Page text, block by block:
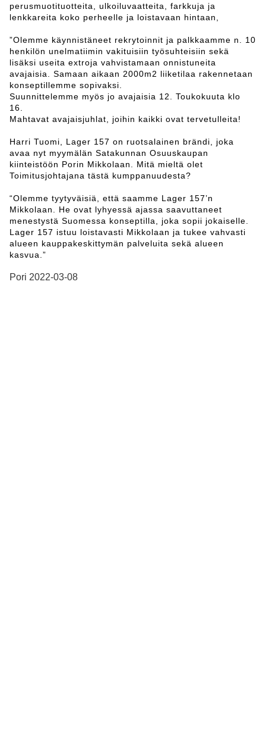
perusmuotituotteita, ulkoiluvaatteita, farkkuja ja
lenkkareita koko perheelle ja loistavaan hintaan,
”Olemme käynnistäneet rekrytoinnit ja palkkaamme n. 10
henkilön unelmatiimin vakituisiin työsuhteisiin sekä
lisäksi useita extroja vahvistamaan onnistuneita
avajaisia. Samaan aikaan 2000m2 liiketilaa rakennetaan
konseptillemme sopivaksi.
Suunnittelemme myös jo avajaisia 12. Toukokuuta klo
16.
Mahtavat avajaisjuhlat, joihin kaikki ovat tervetulleita!
Harri Tuomi, Lager 157 on ruotsalainen brändi, joka
avaa nyt myymälän Satakunnan Osuuskaupan
kiinteistöön Porin Mikkolaan. Mitä mieltä olet
Toimitusjohtajana tästä kumppanuudesta?
“Olemme tyytyväisiä, että saamme Lager 157’n
Mikkolaan. He ovat lyhyessä ajassa saavuttaneet
menestystä Suomessa konseptilla, joka sopii jokaiselle.
Lager 157 istuu loistavasti Mikkolaan ja tukee vahvasti
alueen kauppakeskittymän palveluita sekä alueen
kasvua.”
Pori 2022-03-08